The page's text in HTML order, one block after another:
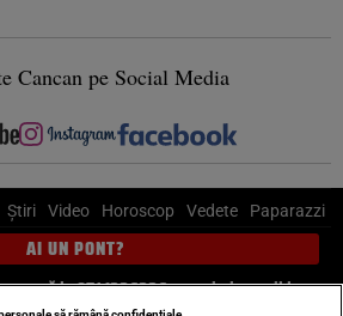
Cancan pe Social Media
Știri Video Horoscop Vedete Paparazzi
AI UN PONT?
, sună la 0741226226 sau trimite mail la